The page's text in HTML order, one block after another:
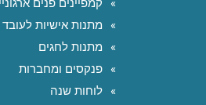
קמפיינים פנים
מתנות אישיות לעובד
מתנות לחגים
פנקסים ומחברות
לוחות שנה